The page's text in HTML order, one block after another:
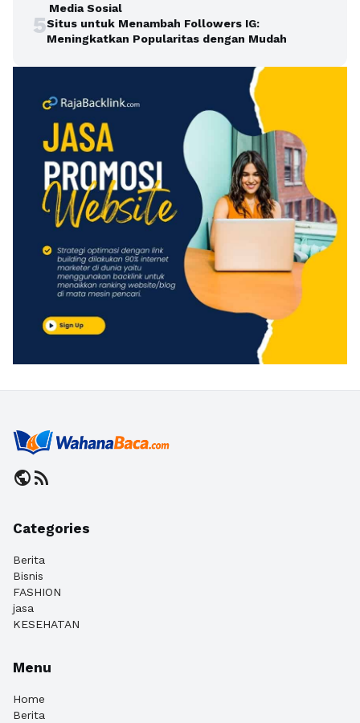
Media Sosial
5Situs untuk Menambah Followers IG:
Meningkatkan Popularitas dengan Mudah
publicrss_feed
Categories
Berita
Bisnis
FASHION
jasa
KESEHATAN
Menu
Home
Berita